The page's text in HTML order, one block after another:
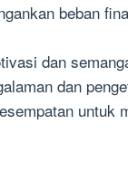
beban
dan
dan
untuk